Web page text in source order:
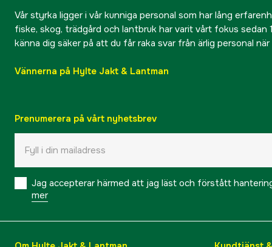
Vår styrka ligger i vår kunniga personal som har lång
fiske, skog, trädgård och lantbruk har varit vårt fokus sedan
känna dig säker på att du får raka svar från ärlig personal
Vännerna på Hylte Jakt & Lantman
Prenumerera på vårt nyhetsbrev
Jag accepterar härmed att jag läst och förstått
mer